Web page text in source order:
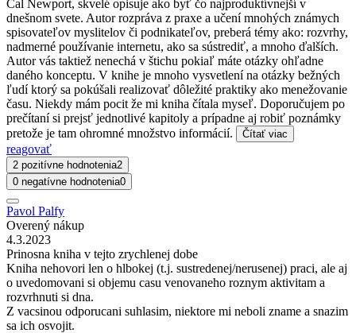
Cal Newport, skvelé opisuje ako byť čo najproduktívnejší v
dnešnom svete. Autor rozpráva z praxe a učení mnohých známych
spisovateľov myslitelov či podnikateľov, preberá témy ako: rozvrhy,
nadmerné používanie internetu, ako sa sústrediť, a mnoho ďalších.
Autor vás taktiež nenechá v štichu pokiaľ máte otázky ohľadne
daného konceptu. V knihe je mnoho vysvetlení na otázky bežných
ľudí ktorý sa pokúšali realizovať dôležité praktiky ako menežovanie
času. Niekdy mám pocit že mi kniha čítala myseľ. Doporučujem po
prečítaní si prejsť jednotlivé kapitoly a prípadne aj robiť poznámky
pretože je tam ohromné množstvo informácií.
Čítať viac
reagovať
2 pozitívne hodnotenia2
0 negatívne hodnotenia0
Pavol Palfy
Overený nákup
4.3.2023
Prinosna kniha v tejto zrychlenej dobe
Kniha nehovori len o hlbokej (t.j. sustredenej/nerusenej) praci, ale aj
o uvedomovani si objemu casu venovaneho roznym aktivitam a
rozvrhnuti si dna.
Z vacsinou odporucani suhlasim, niektore mi neboli zname a snazim
sa ich osvojit.